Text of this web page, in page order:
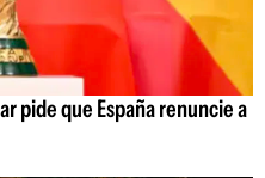
pide que España renuncie a